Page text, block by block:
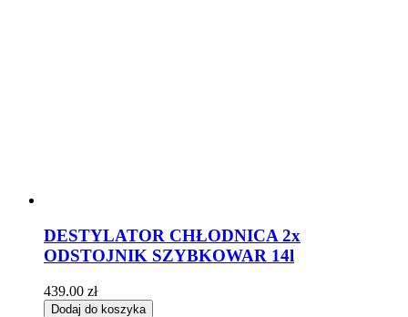
DESTYLATOR CHŁODNICA 2x
ODSTOJNIK SZYBKOWAR 14l
439.00 zł
Dodaj do koszyka